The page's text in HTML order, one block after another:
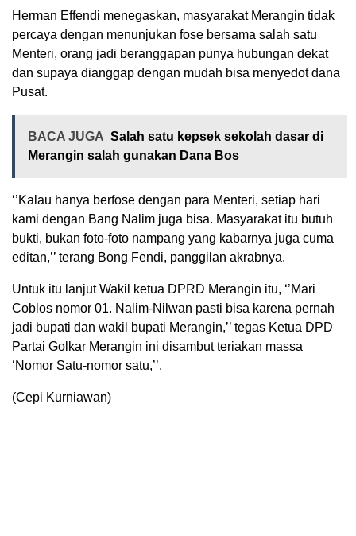
Herman Effendi menegaskan, masyarakat Merangin tidak
percaya dengan menunjukan fose bersama salah satu
Menteri, orang jadi beranggapan punya hubungan dekat
dan supaya dianggap dengan mudah bisa menyedot dana
Pusat.
BACA JUGA Salah satu kepsek sekolah dasar di
Merangin salah gunakan Dana Bos
‘’Kalau hanya berfose dengan para Menteri, setiap hari
kami dengan Bang Nalim juga bisa. Masyarakat itu butuh
bukti, bukan foto-foto nampang yang kabarnya juga cuma
editan,’’ terang Bong Fendi, panggilan akrabnya.
Untuk itu lanjut Wakil ketua DPRD Merangin itu, ‘’Mari
Coblos nomor 01. Nalim-Nilwan pasti bisa karena pernah
jadi bupati dan wakil bupati Merangin,’’ tegas Ketua DPD
Partai Golkar Merangin ini disambut teriakan massa
‘Nomor Satu-nomor satu,’’.
(Cepi Kurniawan)